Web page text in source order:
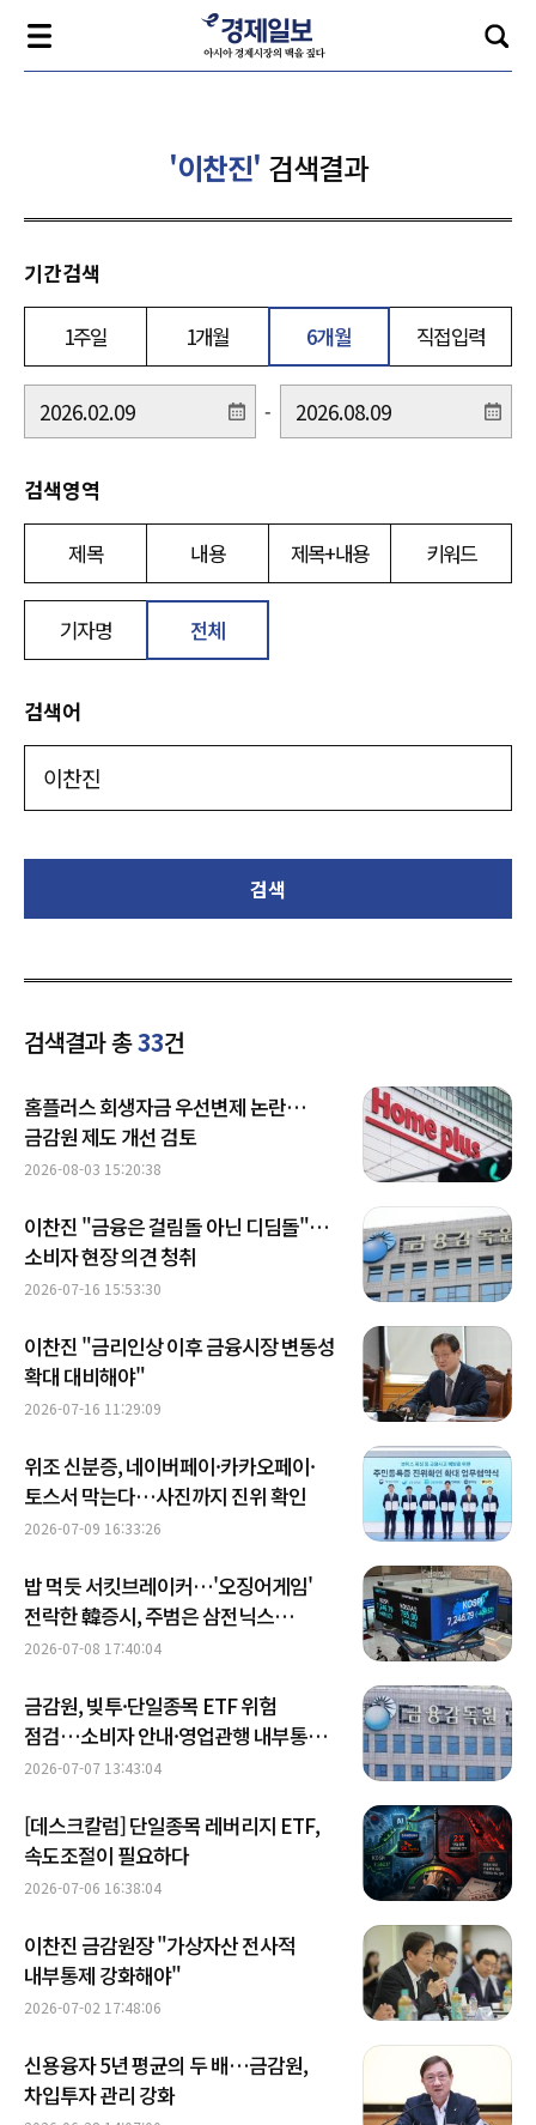
'이찬진' 검색결과
기간검색
1주일 1개월 6개월 직접입력
-
검색영역
제목 내용 제목+내용 키워드
기자명 전체
검색어
검색
검색결과 총33건
홈플러스 회생자금 우선변제 논란…
금감원 제도 개선 검토
2026-08-03 15:20:38
이찬진 "금융은 걸림돌 아닌 디딤돌"…
소비자 현장 의견 청취
2026-07-16 15:53:30
이찬진 "금리인상 이후 금융시장 변동성
확대 대비해야"
2026-07-16 11:29:09
위조 신분증, 네이버페이·카카오페이·
토스서 막는다…사진까지 진위 확인
2026-07-09 16:33:26
밥 먹듯 서킷브레이커…'오징어게임'
전락한 韓증시, 주범은 삼전닉스
레버리지?
2026-07-08 17:40:04
금감원, 빚투·단일종목 ETF 위험
점검…소비자 안내·영업관행 내부통제
강조
2026-07-07 13:43:04
[데스크칼럼] 단일종목 레버리지 ETF,
속도조절이 필요하다
2026-07-06 16:38:04
이찬진 금감원장 "가상자산 전사적
내부통제 강화해야"
2026-07-02 17:48:06
신용융자 5년 평균의 두 배…금감원,
차입투자 관리 강화